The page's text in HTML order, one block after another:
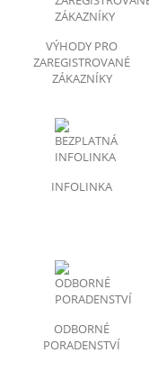
VÝHODY PRO
ZAREGISTROVANÉ
ZÁKAZNÍKY
INFOLINKA
ODBORNÉ
PORADENSTVÍ